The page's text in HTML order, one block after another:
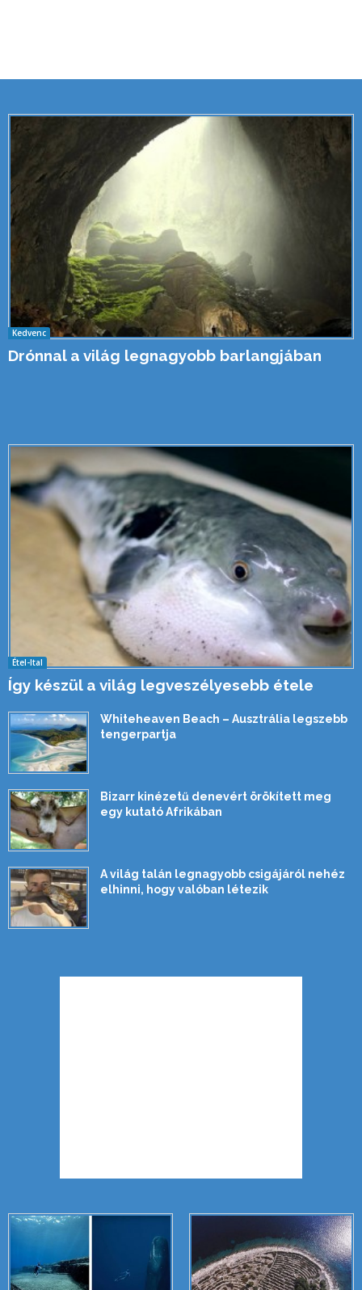
Kedvenc
Drónnal a világ legnagyobb barlangjában
Étel-Ital
Így készül a világ legveszélyesebb étele
Whiteheaven Beach – Ausztrália legszebb
tengerpartja
Bizarr kinézetű denevért örökített meg
egy kutató Afrikában
A világ talán legnagyobb csigájáról nehéz
elhinni, hogy valóban létezik